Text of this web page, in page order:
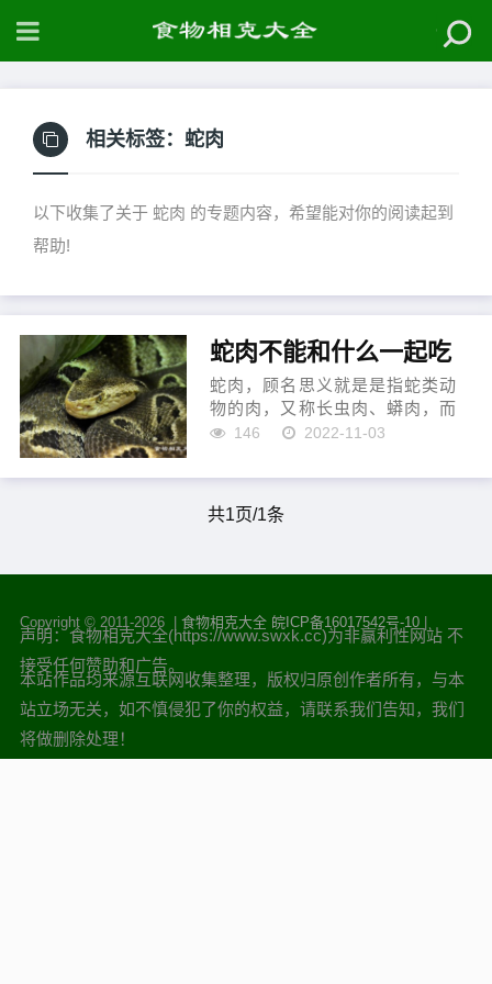
相关标签： 蛇肉
以下收集了关于 蛇肉 的专题内容，希望能对你的阅读起到
帮助!
蛇肉不能和什么一起吃
蛇肉，顾名思义就是是指蛇类动
物的肉，又称长虫肉、蟒肉，而
且在粤菜中较为常见，湘菜也是
属蟒蛇科动物，种类很多，乌蛇
人最...
146 2022-11-03
共1页/1条
Copyright © 2011-2026 | 食物相克大全 皖ICP备16017542号-10|
声明：食物相克大全(https://www.swxk.cc)为非赢利性网站 不
接受任何赞助和广告。
本站作品均来源互联网收集整理，版权归原创作者所有，与本
站立场无关，如不慎侵犯了你的权益，请联系我们告知，我们
将做删除处理！